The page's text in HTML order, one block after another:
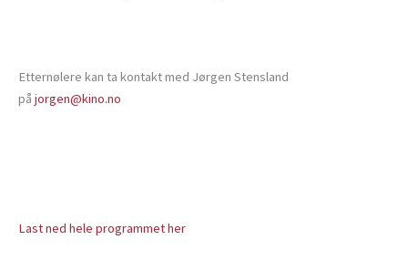
Etternølere kan ta kontakt med Jørgen Stensland
på jorgen@kino.no
Last ned hele programmet her